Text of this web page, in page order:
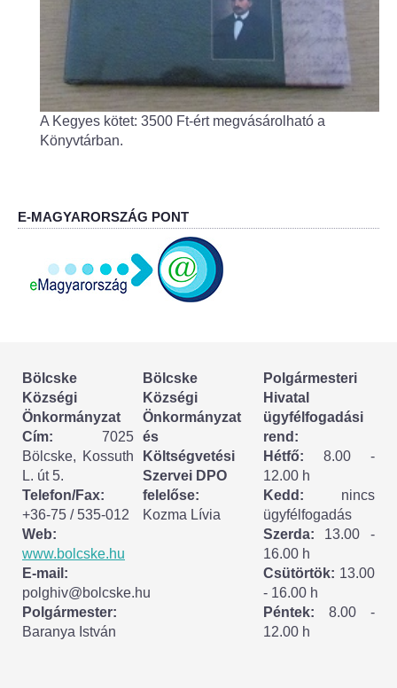
Alapszolgáltatási Központ
Kultúra
IKSZT - Integrált Közösségi és Szolgáltató Tér
Könyvtár
Rákóczi Mozi
ESEMÉNYEK
TESTVÉRTELEPÜLÉSÜNK:
CSÍKSZÉPVÍZ
VÁLASZTÁSI INFORMÁCIÓK
Választási szervek
Választási ügyintézés
2024. évi általános választások
A Kegyes kötet: 3500 Ft-ért megvásárolható a
Könyvtárban.
E-MAGYARORSZÁG PONT
Bölcske
Községi
Önkormányzat
Cím: 7025
Bölcske, Kossuth
L. út 5.
Telefon/Fax:
+36-75 / 535-012
Web:
www.bolcske.hu
E-mail:
polghiv@bolcske.hu
Polgármester:
Baranya István
Bölcske
Községi
Önkormányzat
és
Költségvetési
Szervei DPO
felelőse:
Kozma Lívia
Polgármesteri
Hivatal
ügyfélfogadási
rend:
Hétfő: 8.00 -
12.00 h
Kedd: nincs
ügyfélfogadás
Szerda: 13.00 -
16.00 h
Csütörtök: 13.00
- 16.00 h
Péntek: 8.00 -
12.00 h